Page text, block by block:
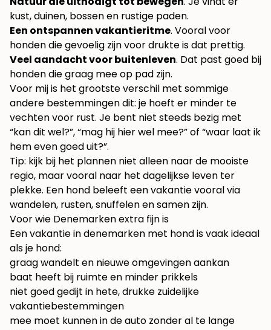
kust, duinen, bossen en rustige paden.
Een ontspannen vakantieritme. Vooral voor
honden die gevoelig zijn voor drukte is dat prettig.
Veel aandacht voor buitenleven. Dat past goed bij
honden die graag mee op pad zijn.
Voor mij is het grootste verschil met sommige
andere bestemmingen dit: je hoeft er minder te
vechten voor rust. Je bent niet steeds bezig met
“kan dit wel?”, “mag hij hier wel mee?” of “waar laat ik
hem even goed uit?”.
Tip: kijk bij het plannen niet alleen naar de mooiste
regio, maar vooral naar het dagelijkse leven ter
plekke. Een hond beleeft een vakantie vooral via
wandelen, rusten, snuffelen en samen zijn.
Voor wie Denemarken extra fijn is
Een vakantie in denemarken met hond is vaak ideaal
als je hond:
graag wandelt en nieuwe omgevingen aankan
baat heeft bij ruimte en minder prikkels
niet goed gedijt in hete, drukke zuidelijke
vakantiebestemmingen
mee moet kunnen in de auto zonder al te lange